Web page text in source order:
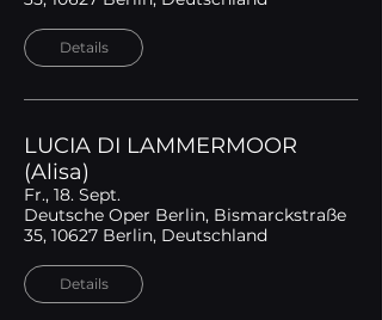
Details
LUCIA DI LAMMERMOOR
(Alisa)
Fr., 18. Sept.
Deutsche Oper Berlin, Bismarckstraße
35, 10627 Berlin, Deutschland
Details